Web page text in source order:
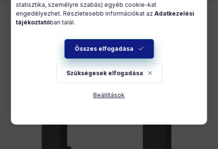
statisztika, személyre szabás) egyéb cookie-kat
engedélyezhet. Részletesebb információkat azAdatkezelési
tájékoztatóban talál.
Összes elfogadása
Szükségesek elfogadása
Beállítások